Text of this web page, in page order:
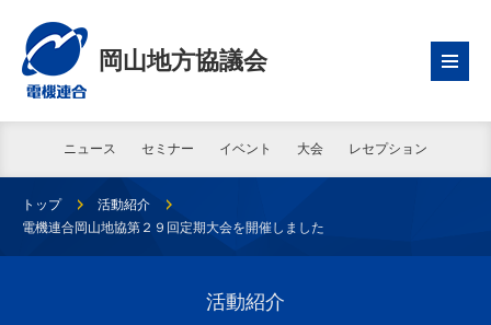
岡山地方協議会
ニュース セミナー イベント 大会 レセプション
トップ
活動紹介
電機連合岡山地協第２９回定期大会を開催しました
活動紹介